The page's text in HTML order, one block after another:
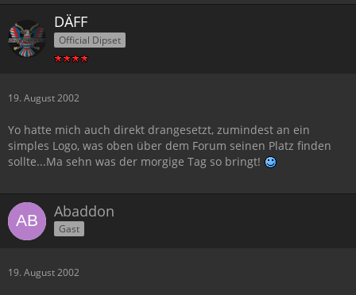
DÄFF
Official Dipset
19. August 2002
Yo hatte mich auch direkt drangesetzt, zumindest an ein
simples Logo, was oben über dem Forum seinen Platz finden
sollte...Ma sehn was der morgige Tag so bringt!
Abaddon
Gast
19. August 2002